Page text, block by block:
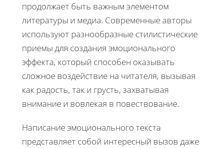
продолжает быть важным элементом
литературы и медиа. Современные авторы
используют разнообразные стилистические
приемы для создания эмоционального
эффекта, который способен оказывать
сложное воздействие на читателя, вызывая
как радость, так и грусть, захватывая
внимание и вовлекая в повествование.
Написание эмоционального текста
представляет собой интересный вызов даже